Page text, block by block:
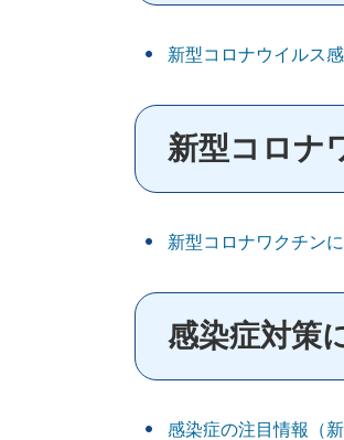
新型コロナウイルス
新型コロナ
新型コロナワクチン
感染症対策
感染症の注目情報（